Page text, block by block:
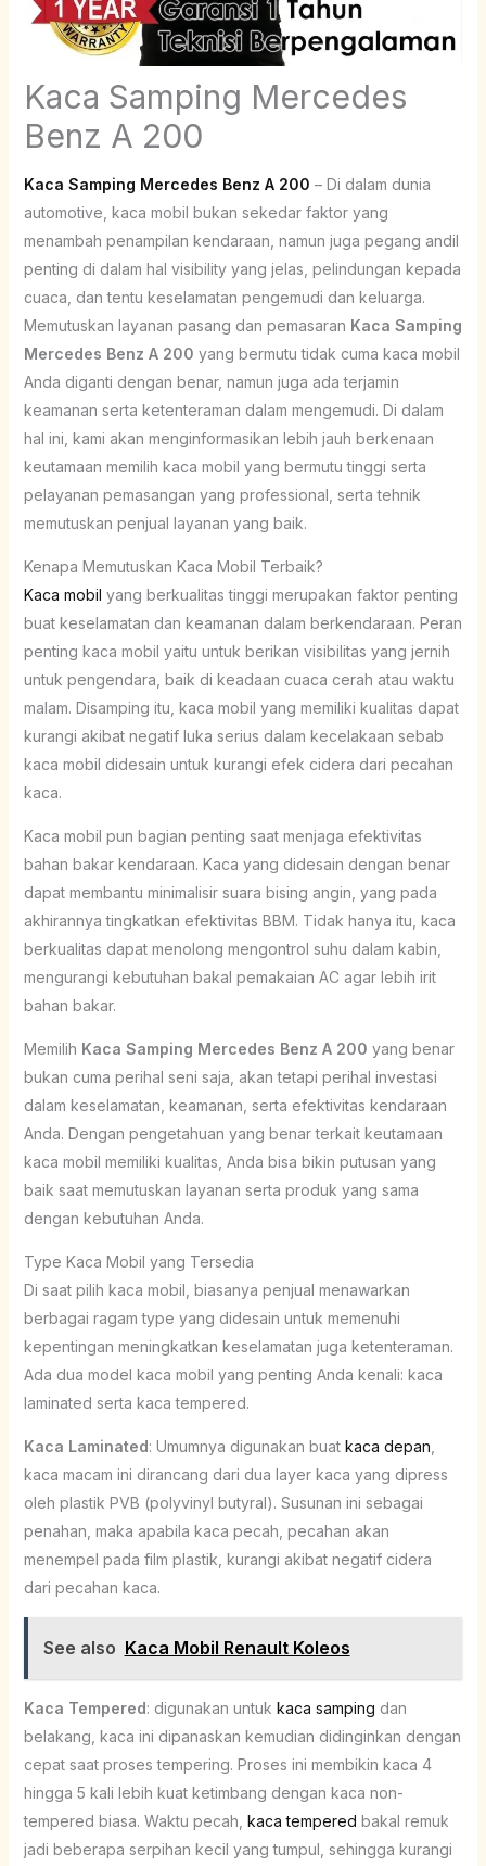
Kaca Samping Mercedes
Benz A 200
Kaca Samping Mercedes Benz A 200 – Di dalam dunia
automotive, kaca mobil bukan sekedar faktor yang
menambah penampilan kendaraan, namun juga pegang andil
penting di dalam hal visibility yang jelas, pelindungan kepada
cuaca, dan tentu keselamatan pengemudi dan keluarga.
Memutuskan layanan pasang dan pemasaran Kaca Samping
Mercedes Benz A 200 yang bermutu tidak cuma kaca mobil
Anda diganti dengan benar, namun juga ada terjamin
keamanan serta ketenteraman dalam mengemudi. Di dalam
hal ini, kami akan menginformasikan lebih jauh berkenaan
keutamaan memilih kaca mobil yang bermutu tinggi serta
pelayanan pemasangan yang professional, serta tehnik
memutuskan penjual layanan yang baik.
Kenapa Memutuskan Kaca Mobil Terbaik?
Kaca mobil yang berkualitas tinggi merupakan faktor penting
buat keselamatan dan keamanan dalam berkendaraan. Peran
penting kaca mobil yaitu untuk berikan visibilitas yang jernih
untuk pengendara, baik di keadaan cuaca cerah atau waktu
malam. Disamping itu, kaca mobil yang memiliki kualitas dapat
kurangi akibat negatif luka serius dalam kecelakaan sebab
kaca mobil didesain untuk kurangi efek cidera dari pecahan
kaca.
Kaca mobil pun bagian penting saat menjaga efektivitas
bahan bakar kendaraan. Kaca yang didesain dengan benar
dapat membantu minimalisir suara bising angin, yang pada
akhirannya tingkatkan efektivitas BBM. Tidak hanya itu, kaca
berkualitas dapat menolong mengontrol suhu dalam kabin,
mengurangi kebutuhan bakal pemakaian AC agar lebih irit
bahan bakar.
Memilih Kaca Samping Mercedes Benz A 200 yang benar
bukan cuma perihal seni saja, akan tetapi perihal investasi
dalam keselamatan, keamanan, serta efektivitas kendaraan
Anda. Dengan pengetahuan yang benar terkait keutamaan
kaca mobil memiliki kualitas, Anda bisa bikin putusan yang
baik saat memutuskan layanan serta produk yang sama
dengan kebutuhan Anda.
Type Kaca Mobil yang Tersedia
Di saat pilih kaca mobil, biasanya penjual menawarkan
berbagai ragam type yang didesain untuk memenuhi
kepentingan meningkatkan keselamatan juga ketenteraman.
Ada dua model kaca mobil yang penting Anda kenali: kaca
laminated serta kaca tempered.
Kaca Laminated: Umumnya digunakan buat kaca depan
kaca macam ini dirancang dari dua layer kaca yang dipress
oleh plastik PVB (polyvinyl butyral). Susunan ini sebagai
penahan, maka apabila kaca pecah, pecahan akan
menempel pada film plastik, kurangi akibat negatif cidera
dari pecahan kaca.
See also Kaca Mobil Renault Koleos
Kaca Tempered: digunakan untuk kaca samping dan
belakang, kaca ini dipanaskan kemudian didinginkan dengan
cepat saat proses tempering. Proses ini membikin kaca 4
hingga 5 kali lebih kuat ketimbang dengan kaca non-
tempered biasa. Waktu pecah, kaca tempered bakal remuk
jadi beberapa serpihan kecil yang tumpul, sehingga kurangi